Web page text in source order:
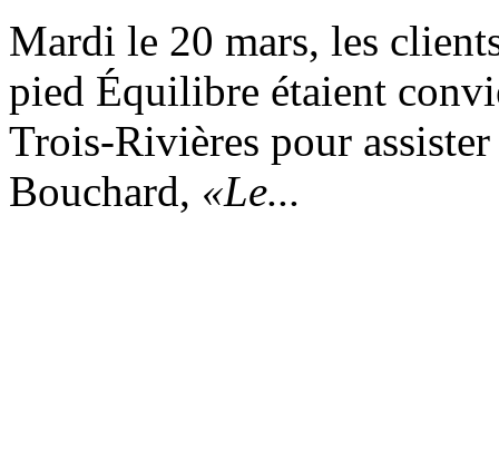
Mardi le 20 mars, les
pied Équilibre étaient
Trois-Rivières pour
Bouchard, «Le...